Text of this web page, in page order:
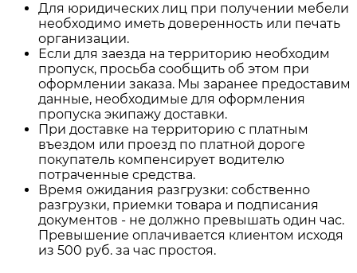
Для юридических лиц при получении мебели
необходимо иметь доверенность или печать
организации.
Если для заезда на территорию необходим
пропуск, просьба сообщить об этом при
оформлении заказа. Мы заранее предоставим
данные, необходимые для оформления
пропуска экипажу доставки.
При доставке на территорию с платным
въездом или проезд по платной дороге
покупатель компенсирует водителю
потраченные средства.
Время ожидания разгрузки: собственно
разгрузки, приемки товара и подписания
документов - не должно превышать один час.
Превышение оплачивается клиентом исходя
из 500 руб. за час простоя.